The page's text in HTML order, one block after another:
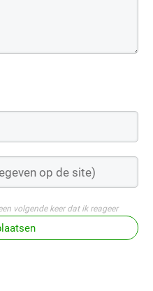
volgende keer dat ik reageer